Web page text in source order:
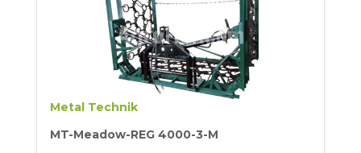
Metal Technik
MT-Meadow-REG 4000-3-M